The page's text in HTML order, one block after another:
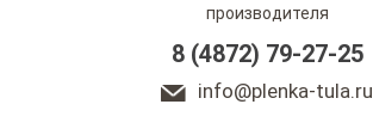
производителя
8 (4872) 79-27-25
info@plenka-tula.ru